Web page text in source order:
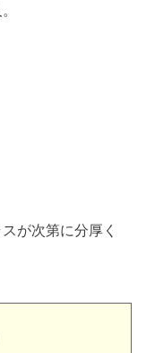
が次第に分厚く